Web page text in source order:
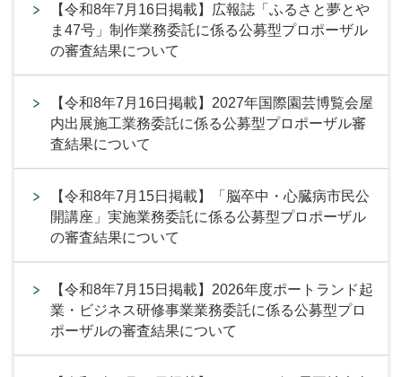
【令和8年7月16日掲載】広報誌「ふるさと夢とや
ま47号」制作業務委託に係る公募型プロポーザル
の審査結果について
【令和8年7月16日掲載】2027年国際園芸博覧会屋
内出展施工業務委託に係る公募型プロポーザル審
査結果について
【令和8年7月15日掲載】「脳卒中・心臓病市民公
開講座」実施業務委託に係る公募型プロポーザル
の審査結果について
【令和8年7月15日掲載】2026年度ポートランド起
業・ビジネス研修事業業務委託に係る公募型プロ
ポーザルの審査結果について